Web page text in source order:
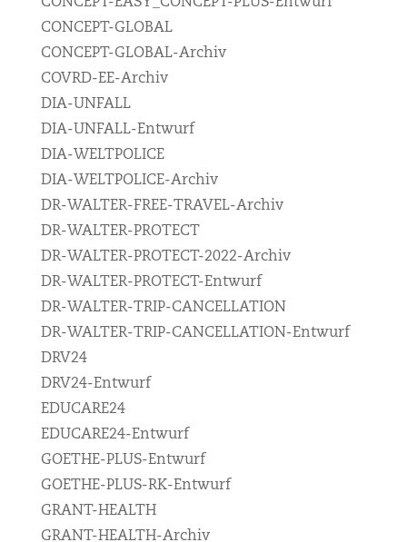
CONCEPT-GLOBAL
CONCEPT-GLOBAL-Archiv
COVRD-EE-Archiv
DIA-UNFALL
DIA-UNFALL-Entwurf
DIA-WELTPOLICE
DIA-WELTPOLICE-Archiv
DR-WALTER-FREE-TRAVEL-Archiv
DR-WALTER-PROTECT
DR-WALTER-PROTECT-2022-Archiv
DR-WALTER-PROTECT-Entwurf
DR-WALTER-TRIP-CANCELLATION
DR-WALTER-TRIP-CANCELLATION-Entwurf
DRV24
DRV24-Entwurf
EDUCARE24
EDUCARE24-Entwurf
GOETHE-PLUS-Entwurf
GOETHE-PLUS-RK-Entwurf
GRANT-HEALTH
GRANT-HEALTH-Archiv